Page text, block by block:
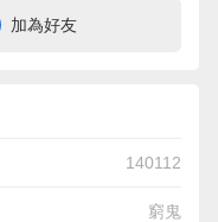
加為好友
140112
窮鬼